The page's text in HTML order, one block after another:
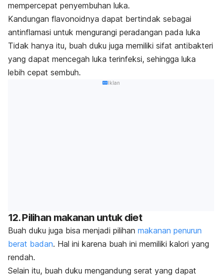
mempercepat penyembuhan luka.
Kandungan flavonoidnya dapat bertindak sebagai
antinflamasi untuk mengurangi peradangan pada luka
Tidak hanya itu, buah duku juga memiliki sifat antibakteri
yang dapat mencegah luka terinfeksi, sehingga luka
lebih cepat sembuh.
Iklan
12. Pilihan makanan untuk diet
Buah duku juga bisa menjadi pilihan makanan penurun
berat badan. Hal ini karena buah ini memiliki kalori yang
rendah.
Selain itu, buah duku mengandung serat yang dapat